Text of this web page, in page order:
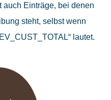
auch Einträge, bei denen
steht, selbst wenn
lautet.